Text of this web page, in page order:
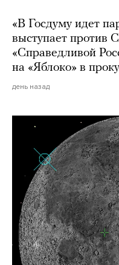
«В Госдуму идет
выступает против
«Справедливой
на «Яблоко» в
день назад